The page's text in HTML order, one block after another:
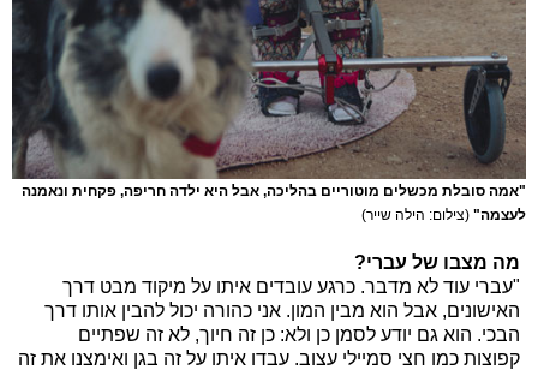
"אמה סובלת מכשלים מוטוריים בהליכה, אבל היא ילדה חריפה, פקחית ונאמנה
לעצמה" (צילום: הילה שייר)
מה מצבו של עברי?
"עברי עוד לא מדבר. כרגע עובדים איתו על מיקוד מבט דרך
האישונים, אבל הוא מבין המון. אני כהורה יכול להבין אותו דרך
הבכי. הוא גם יודע לסמן כן ולא: כן זה חיוך, לא זה שפתיים
קפוצות כמו חצי סמיילי עצוב. עבדו איתו על זה בגן ואימצנו את זה